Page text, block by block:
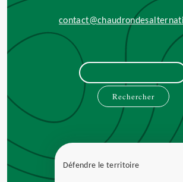
Rechercher :
Défendre le territoire